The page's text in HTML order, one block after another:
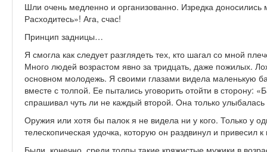
Шли очень медленно и организованно. Изредка
Расходитесь»! Ага, счас!
Принцип задницы…
Я смогла как следует разглядеть тех, кто шагал со мной
Много людей возрастом явно за три­дцать, даже пожилых.
основном молодежь. Я своими глазами видела маленькую
вместе с толпой. Ее пытались уговорить отойти в
спрашивал чуть ли не каждый второй. Она только
Оружия или хотя бы палок я не видела ни у кого. Только у
телескопическая удочка, которую он раздвинул и привесил
Были, конечно, среди толпы такие кряжистые мужики в